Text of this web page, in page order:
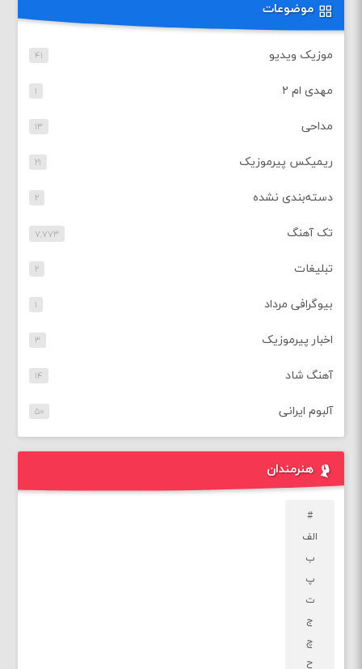
موضوعات
موزیک ویدیو ۴۱
مهدی ام ۲ ۱
مداحی ۱۳
ریمیکس پیرموزیک ۲۱
دسته‌بندی نشده ۲
تک آهنگ ۷,۷۷۳
تبلیغات ۲
بیوگرافی مرداد ۱
اخبار پیرموزیک ۳
آهنگ شاد ۱۴
آلبوم ایرانی ۵۰
هنرمندان
#
الف
ب
پ
ت
ج
چ
ح